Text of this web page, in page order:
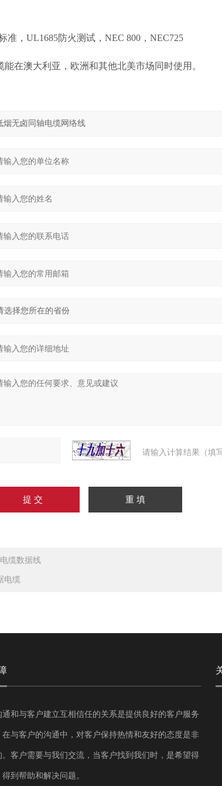
准，UL1685防火测试，NEC 800，NEC725
在澳大利亚，欧洲和其他北美市场同时使用。
请输入计算结果（填
缆数据线
电缆
通和与客户建立互相信任的关系是提供良好的客户服务
在与客户的沟通中，对客户保持热情和友好的态度是非
。客户需要与我们交流，当客户找到我们时，是希望得
到帮助和解决问题。